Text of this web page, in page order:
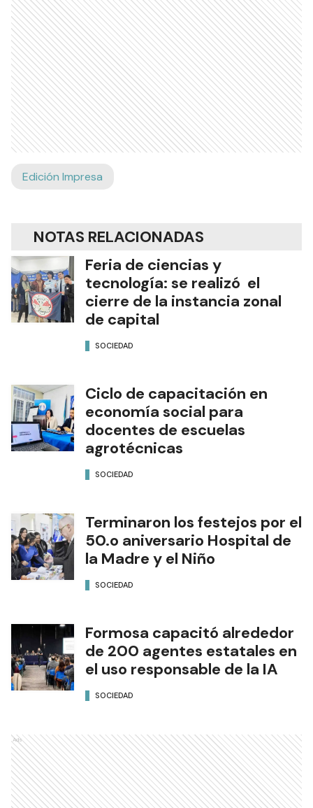
Edición Impresa
NOTAS RELACIONADAS
Feria de ciencias y
tecnología: se realizó el
cierre de la instancia zonal
de capital
SOCIEDAD
Ciclo de capacitación en
economía social para
docentes de escuelas
agrotécnicas
SOCIEDAD
Terminaron los festejos por el
50.o aniversario Hospital de
la Madre y el Niño
SOCIEDAD
Formosa capacitó alrededor
de 200 agentes estatales en
el uso responsable de la IA
SOCIEDAD
Ads